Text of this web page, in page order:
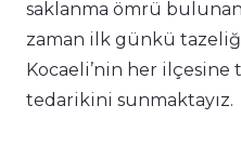
saklanma ömrü
zaman ilk günkü
Kocaeli’nin her
tedarikini sunmaktayız.